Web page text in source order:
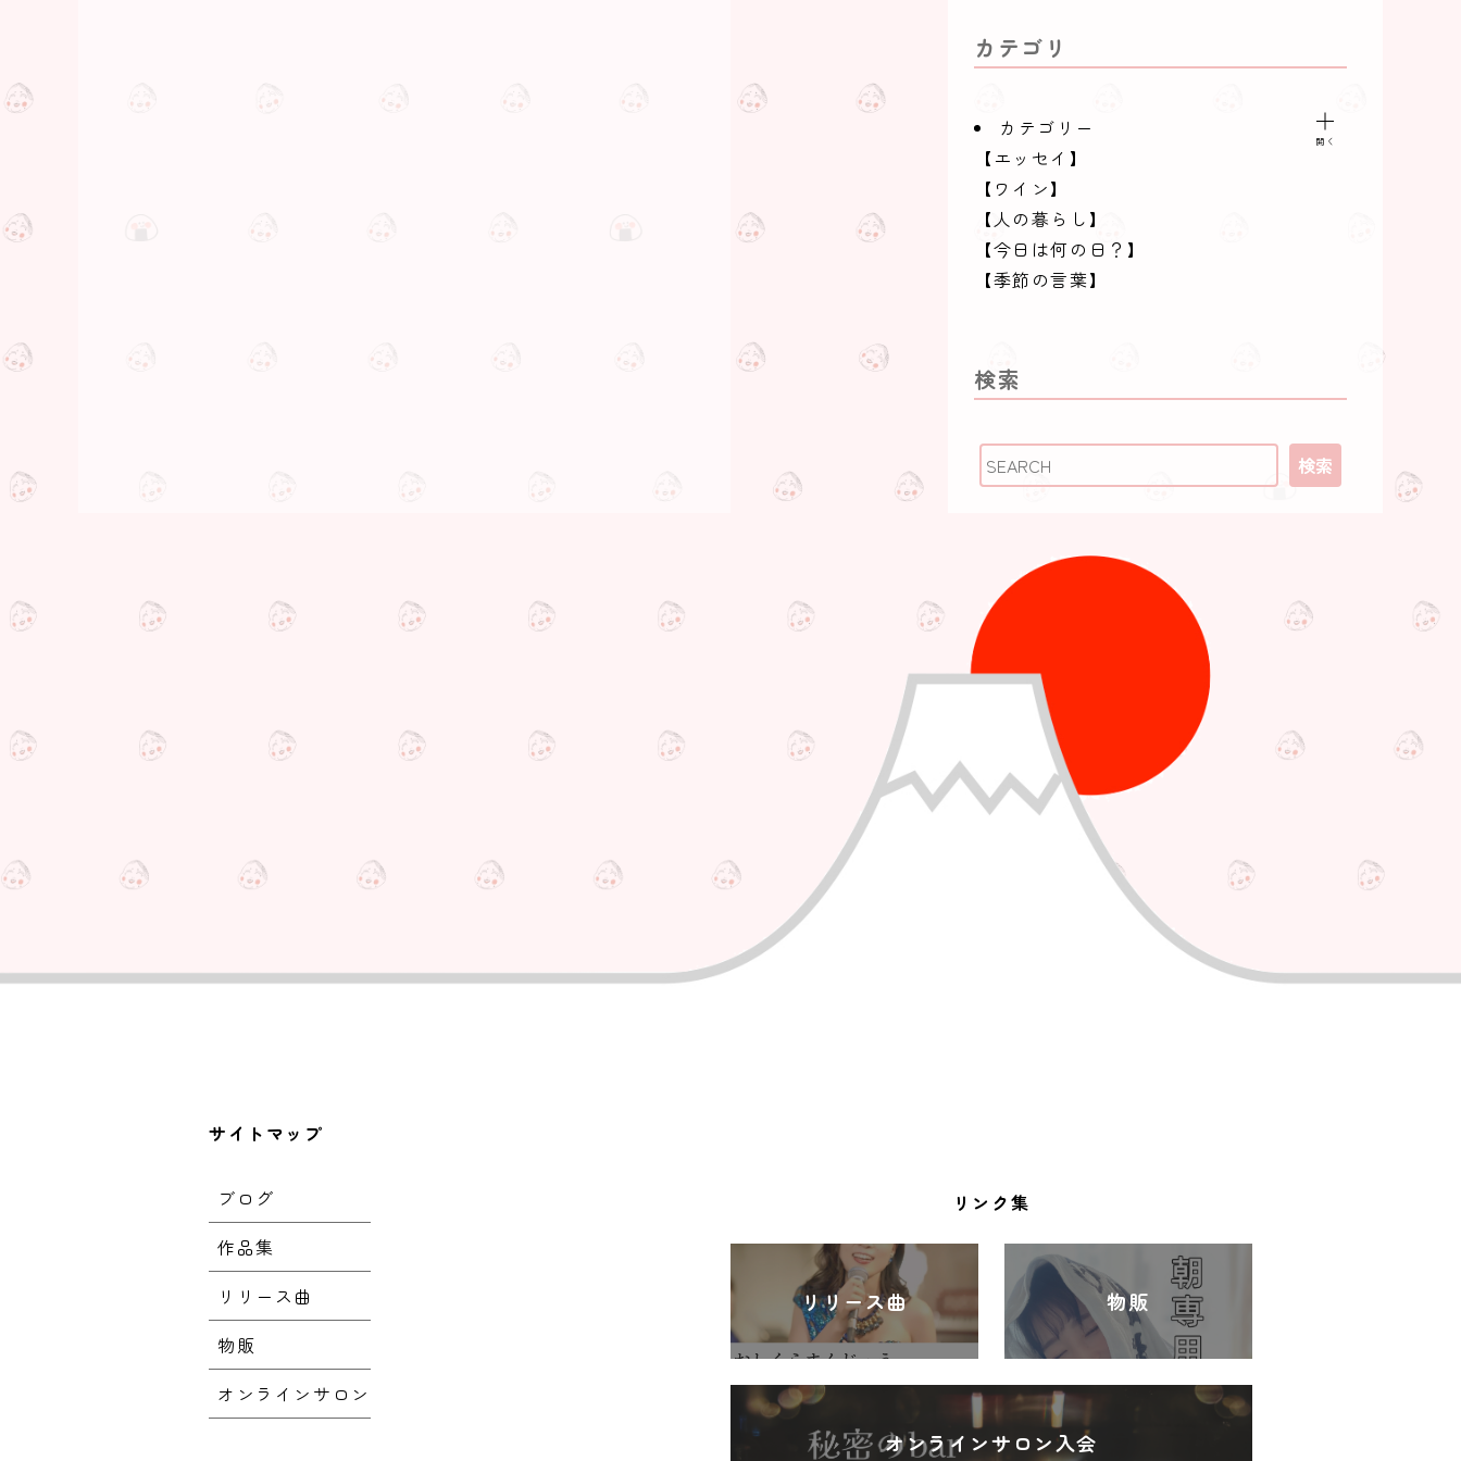
カテゴリ
カテゴリー
【エッセイ】
【ワイン】
【人の暮らし】
【今日は何の日？】
【季節の言葉】
【料理用語】
【日本酒】
行ってみたい国
食いしん坊万歳！世界の食べ物
検索
検索
サイトマップ
ブログ
作品集
リリース曲
物販
オンラインサロン
リンク集
物販
リリース曲
オンラインサロン入会